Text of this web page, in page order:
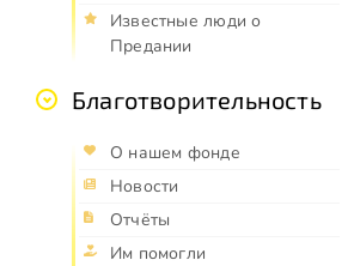
Известные люди о
Предании
Благотворительность
О нашем фонде
Новости
Отчёты
Им помогли